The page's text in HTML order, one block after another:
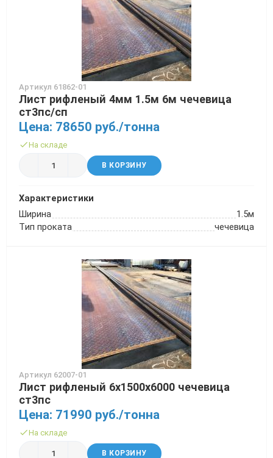
Артикул 61862-01
Лист рифленый 4мм 1.5м 6м чечевица
ст3пс/сп
Цена: 78650 руб./тонна
На складе
В КОРЗИНУ
Характеристики
Ширина
1.5м
Тип проката
чечевица
Артикул 62007-01
Лист рифленый 6х1500х6000 чечевица
ст3пс
Цена: 71990 руб./тонна
На складе
В КОРЗИНУ
Трубы в ВУС изоляции